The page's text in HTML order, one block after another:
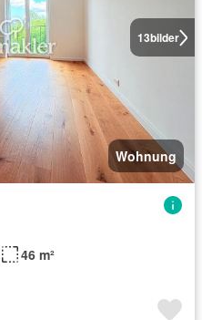
13bilder
Wohnung
46 m²